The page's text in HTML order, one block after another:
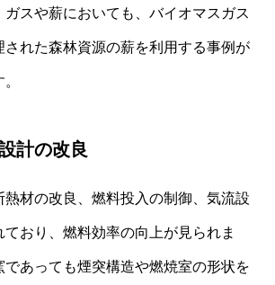
スや薪においても、バイオマスガス
された森林資源の薪を利用する事例が
計の改良
熱材の改良、燃料投入の制御、気流設
おり、燃料効率の向上が見られま
であっても煙突構造や燃焼室の形状を